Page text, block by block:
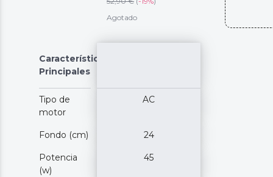
Agotado
Características
Principales
Tipo de
motor
AC
Fondo (cm) 24
Potencia
(w)
45